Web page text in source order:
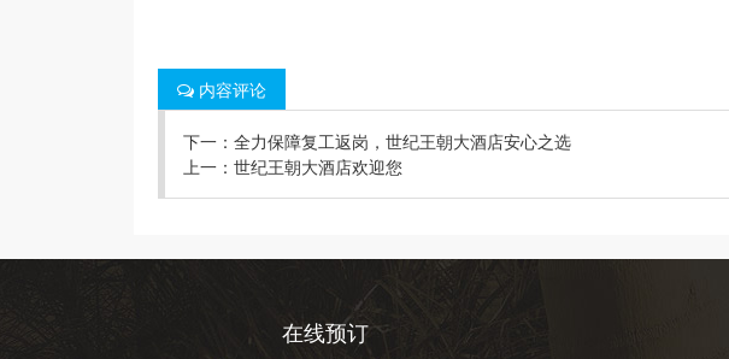
内容评论
下一： 全力保障复工返岗，世纪王朝大酒店安心之选
上一： 世纪王朝大酒店欢迎您
在线预订